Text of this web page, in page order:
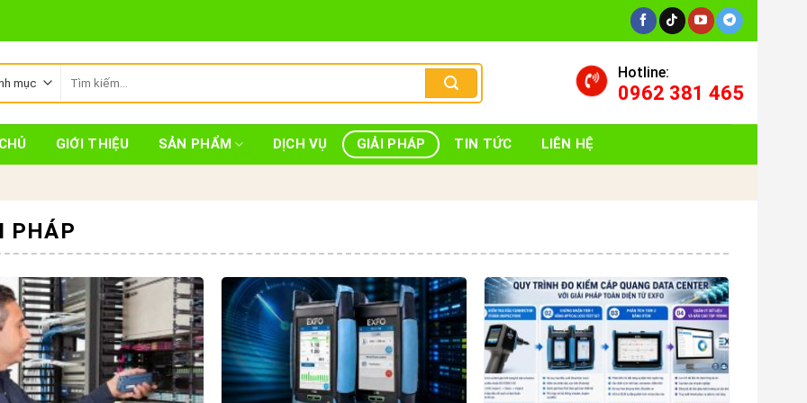
kiếm:
Hotline:
0962 381 465
GIỚI THIỆU SẢN PHẨM DỊCH VỤ GIẢI PHÁP TIN TỨC LIÊN HỆ
PHÁP